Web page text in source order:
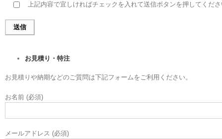
上記内容で宜しければチェックを入れて送信ボタンを押してくだ
お見積り・特注
お見積りや納期などのご質問は下記フォームをご利用ください。
お名前 (必須)
メールアドレス (必須)